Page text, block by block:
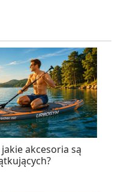
akcesoria są